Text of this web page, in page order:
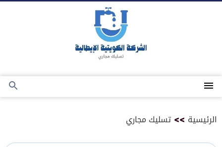
القائمة
بحث
الرئيسية >> تسليك مجاري